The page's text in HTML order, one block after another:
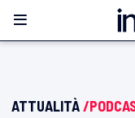
ATTUALITÀ/